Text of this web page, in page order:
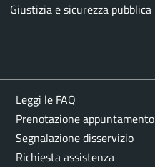
Giustizia e sicurezza pubblica
Leggi le FAQ
Prenotazione appuntamento
Segnalazione disservizio
Richiesta assistenza